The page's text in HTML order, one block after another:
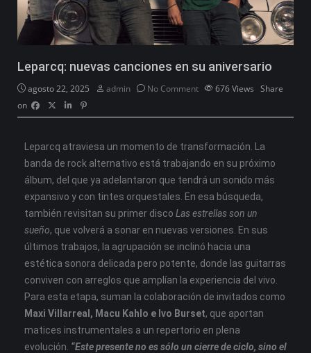
Leparcq: nuevas canciones en su aniversario
agosto 22, 2025 admin No Comment 676Views Share
on
Leparcq atraviesa un momento de transformación. La
banda de rock alternativo está trabajando en su próximo
álbum, del que ya adelantaron que tendrá un sonido más
expansivo y con tintes orquestales. En esa búsqueda,
también revisitan su primer disco Las estrellas son un
sueño, que volverá a sonar en nuevas versiones. En sus
últimos trabajos, la agrupación se inclinó hacia una
estética sonora delicada pero potente, donde las guitarras
conviven con arreglos que amplían la experiencia del vivo.
Para esta etapa, suman la colaboración de invitados como
Maxi Villarreal, Macu Kahlo e Ivo Burset, que aportan
matices instrumentales a un repertorio en plena
evolución. “Este presente no es sólo un cierre de ciclo, sino el